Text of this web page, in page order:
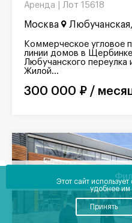
Аренда | Лот 15618
Москва Любучанская,
Коммерческое угловое
линии домов в
Любучанского переулка
Жилой...
300 000 ₽ /
Этот сайт
удобнее им
Принять